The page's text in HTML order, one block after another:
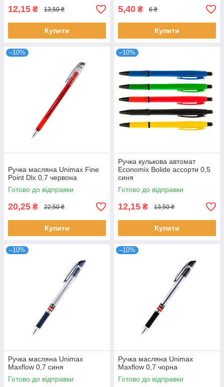
12,15 ₴ 13,50 ₴
Купити
5,40 ₴ 6 ₴
Купити
–10%
Ручка масляна Unimax Fine
Point Dlx 0,7 червона
Готово до відправки
20,25 ₴ 22,50 ₴
Купити
–10%
Ручка кулькова автомат
Economix Bolide ассорти 0,5
синя
Готово до відправки
12,15 ₴ 13,50 ₴
Купити
–10%
Ручка масляна Unimax
Maxflow 0,7 синя
Готово до відправки
–10%
Ручка масляна Unimax
Maxflow 0,7 чорна
Готово до відправки